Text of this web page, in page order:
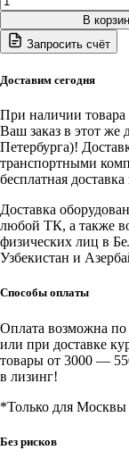
товара
NP14075K
NORDBERG
ударный
680Нм,
укороченный,
с
3мя
головками
кейсе
В
Запросить счёт
Доставим сегодня
При наличии товара
Ваш заказ в этот же
Петербурга)!
транспортными
бесплатная
Доставка
любой ТК, а также
физических лиц в
Узбекистан и
Способы оплаты
Оплата возможна по
или при доставке
товары от 3000 —
в лизинг!
*Только для Москвы
Без рисков